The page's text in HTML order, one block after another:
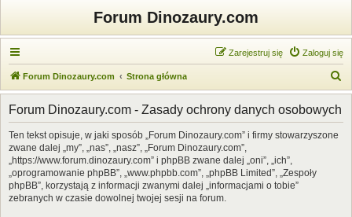
Forum Dinozaury.com
Zaloguj się
Zarejestruj się
Forum Dinozaury.com Strona główna
z
Forum Dinozaury.com - Zasady ochrony danych osobowych
Ten tekst opisuje, w jaki sposób „Forum Dinozaury.com” i firmy stowarzyszone
zwane dalej „my”, „nas”, „nasz”, „Forum Dinozaury.com”,
„https://www.forum.dinozaury.com” i phpBB zwane dalej „oni”, „ich”,
„oprogramowanie phpBB”, „www.phpbb.com”, „phpBB Limited”, „Zespoły
phpBB”, korzystają z informacji zwanymi dalej „informacjami o tobie”
zebranych w czasie dowolnej twojej sesji na forum.